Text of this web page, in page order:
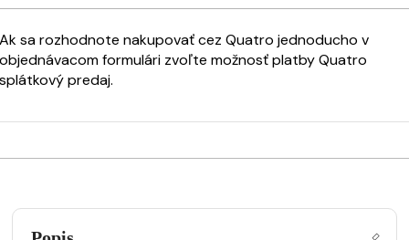
Ak sa rozhodnote nakupovať cez Quatro jednoducho v
objednávacom formulári zvoľte možnosť platby Quatro
splátkový predaj.